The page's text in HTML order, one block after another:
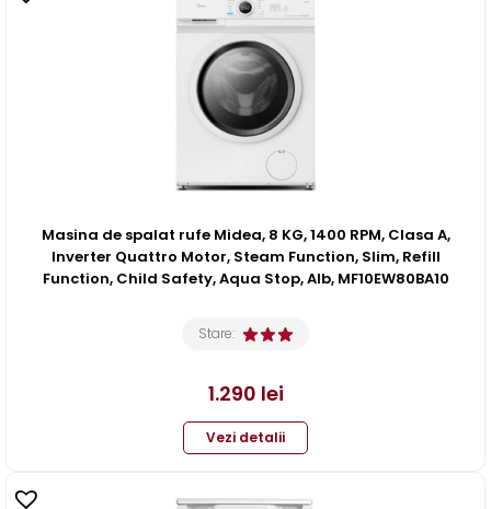
Masina de spalat rufe Midea, 8 KG, 1400 RPM, Clasa A,
Inverter Quattro Motor, Steam Function, Slim, Refill
Function, Child Safety, Aqua Stop, Alb, MF10EW80BA10
Stare:
1.290 lei
Vezi detalii